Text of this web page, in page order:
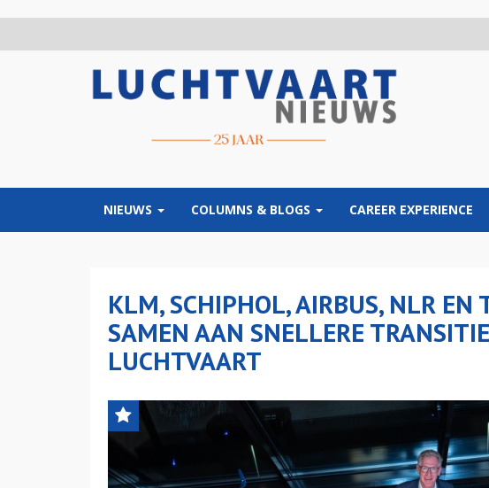
NIEUWS COLUMNS & BLOGS CAREER EXPERIENCE
KLM, SCHIPHOL, AIRBUS, NLR EN
SAMEN AAN SNELLERE
LUCHTVAART